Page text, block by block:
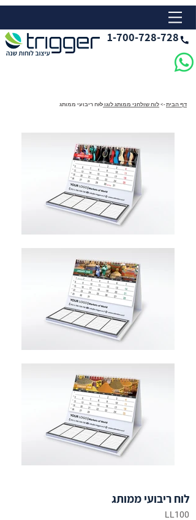
1-700-728-728
לוח ריבועי ממותג דף הבית-> לוח שולחני ממותג לוגו->
לוח ריבועי ממותג
LL100